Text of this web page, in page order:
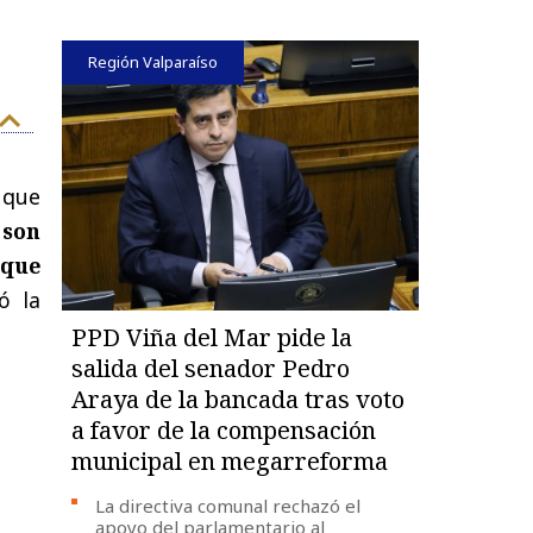
la
Región Valparaíso
PPD Viña del Mar pide la
salida del senador Pedro
Araya de la bancada tras voto
a favor de la compensación
municipal en megarreforma
La directiva comunal rechazó el
apoyo del parlamentario al